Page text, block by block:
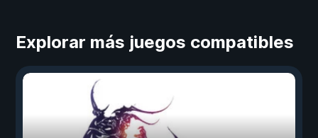
Explorar más juegos compatibles